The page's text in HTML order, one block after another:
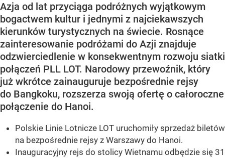
Azja od lat przyciąga podróżnych wyjątkowym
bogactwem kultur i jednymi z najciekawszych
kierunków turystycznych na świecie. Rosnące
zainteresowanie podróżami do Azji znajduje
odzwierciedlenie w konsekwentnym rozwoju siatki
połączeń PLL LOT. Narodowy przewoźnik, który
już wkrótce zainauguruje bezpośrednie rejsy
do Bangkoku, rozszerza swoją ofertę o całoroczne
połączenie do Hanoi.
Polskie Linie Lotnicze LOT uruchomiły sprzedaż biletów
na bezpośrednie rejsy z Warszawy do Hanoi.
Inauguracyjny rejs do stolicy Wietnamu odbędzie się 31